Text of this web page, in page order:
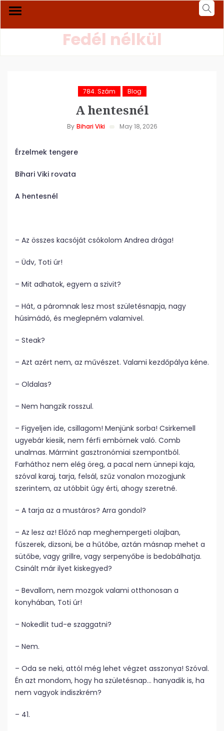
Fedél nélkül
784. Szám Blog
A hentesnél
By Bihari Viki May 18, 2026
Érzelmek tengere
Bihari Viki rovata
A hentesnél
– Az összes kacsóját csókolom Andrea drága!
– Üdv, Toti úr!
– Mit adhatok, egyem a szivit?
– Hát, a páromnak lesz most születésnapja, nagy
húsimádó, és meglepném valamivel.
– Steak?
– Azt azért nem, az művészet. Valami kezdőpálya kéne.
– Oldalas?
– Nem hangzik rosszul.
– Figyeljen ide, csillagom! Menjünk sorba! Csirkemell
ugyebár kiesik, nem férfi embörnek való. Comb
unalmas. Mármint gasztronómiai szempontból.
Farháthoz nem elég öreg, a pacal nem ünnepi kaja,
szóval karaj, tarja, felsál, szűz vonalon mozogjunk
szerintem, az utóbbit úgy érti, ahogy szeretné.
– A tarja az a mustáros? Arra gondol?
– Az lesz az! Előző nap meghempergeti olajban,
fűszerek, dizsoni, be a hűtőbe, aztán másnap mehet a
sütőbe, vagy grillre, vagy serpenyőbe is bedobálhatja.
Csinált már ilyet kiskegyed?
– Bevallom, nem mozgok valami otthonosan a
konyhában, Toti úr!
– Nokedlit tud-e szaggatni?
– Nem.
– Oda se neki, attól még lehet végzet asszonya! Szóval.
Én azt mondom, hogy ha születésnap… hanyadik is, ha
nem vagyok indiszkrém?
– 41.